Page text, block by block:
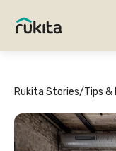
Rukita Stories/Tips